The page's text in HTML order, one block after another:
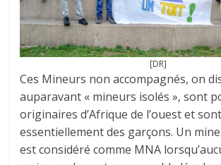
[DR]
Ces Mineurs non accompagnés, on
auparavant « mineurs isolés », sont
originaires d’Afrique de l’ouest et sont
essentiellement des garçons. Un
est considéré comme MNA